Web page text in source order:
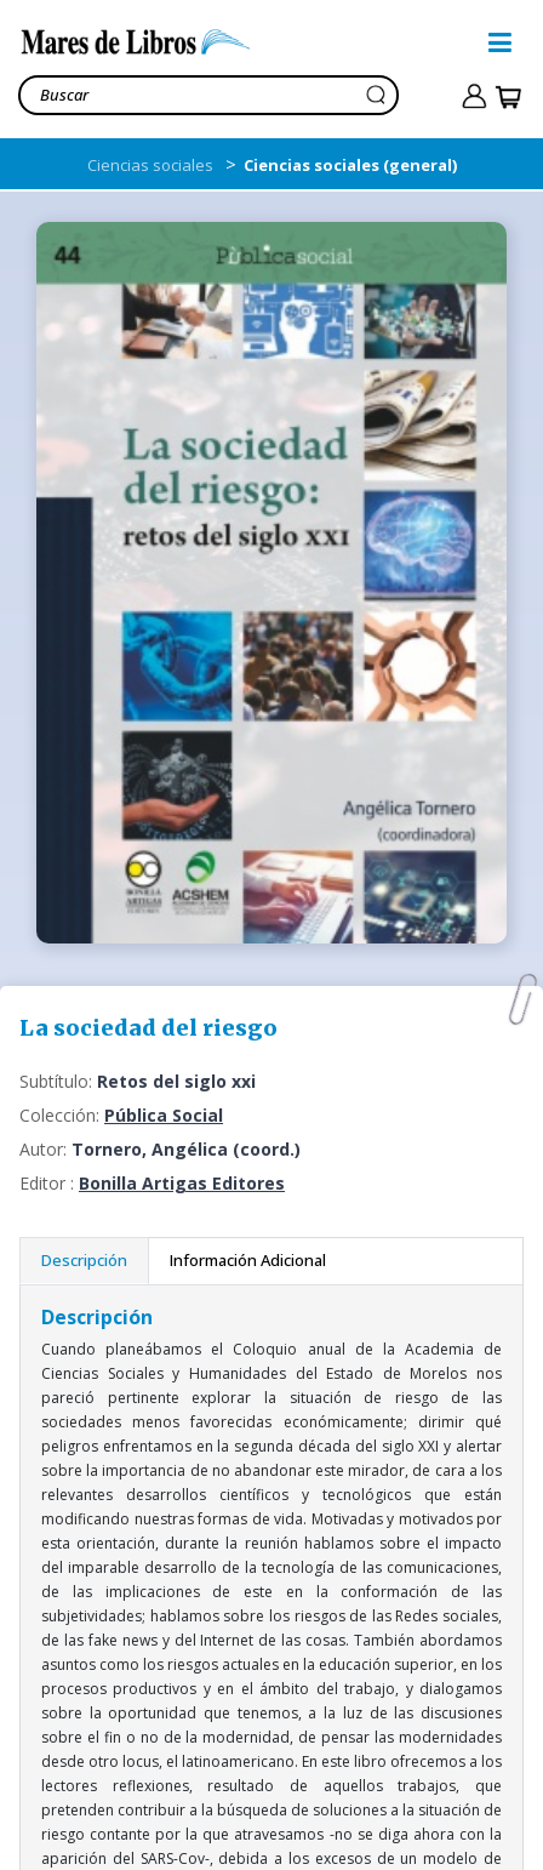
Ciencias sociales > Ciencias sociales (general)
La sociedad del riesgo
Subtítulo: Retos del siglo xxi
Colección: Pública Social
Autor: Tornero, Angélica (coord.)
Editor : Bonilla Artigas Editores
Descripción Información Adicional
Descripción
Cuando planeábamos el Coloquio anual de la Academia de
Ciencias Sociales y Humanidades del Estado de Morelos nos
pareció pertinente explorar la situación de riesgo de las
sociedades menos favorecidas económicamente; dirimir qué
peligros enfrentamos en la segunda década del siglo XXI y alertar
sobre la importancia de no abandonar este mirador, de cara a los
relevantes desarrollos científicos y tecnológicos que están
modificando nuestras formas de vida. Motivadas y motivados por
esta orientación, durante la reunión hablamos sobre el impacto
del imparable desarrollo de la tecnología de las comunicaciones,
de las implicaciones de este en la conformación de las
subjetividades; hablamos sobre los riesgos de las Redes sociales,
de las fake news y del Internet de las cosas. También abordamos
asuntos como los riesgos actuales en la educación superior, en los
procesos productivos y en el ámbito del trabajo, y dialogamos
sobre la oportunidad que tenemos, a la luz de las discusiones
sobre el fin o no de la modernidad, de pensar las modernidades
desde otro locus, el latinoamericano. En este libro ofrecemos a los
lectores reflexiones, resultado de aquellos trabajos, que
pretenden contribuir a la búsqueda de soluciones a la situación de
riesgo contante por la que atravesamos -no se diga ahora con la
aparición del SARS-Cov-, debida a los excesos de un modelo de